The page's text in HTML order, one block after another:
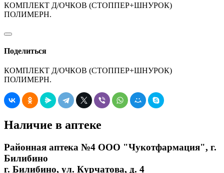
КОМПЛЕКТ Д/ОЧКОВ (СТОППЕР+ШНУРОК)
ПОЛИМЕРН.
Поделиться
КОМПЛЕКТ Д/ОЧКОВ (СТОППЕР+ШНУРОК)
ПОЛИМЕРН.
Наличие в аптеке
Районная аптека №4 ООО "Чукотфармация", г.
Билибино
г. Билибино, ул. Курчатова, д. 4